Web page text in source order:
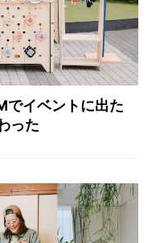
でイベントに出た
った